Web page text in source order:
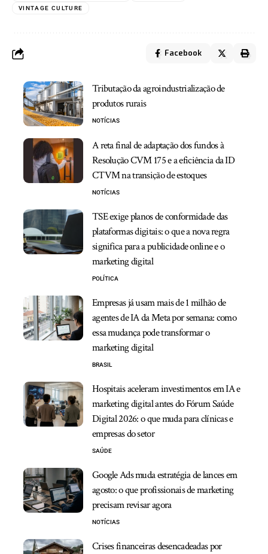
VINTAGE CULTURE
Facebook
Tributação da agroindustrialização de
produtos rurais
NOTÍCIAS
A reta final de adaptação dos fundos à
Resolução CVM 175 e a eficiência da ID
CTVM na transição de estoques
NOTÍCIAS
TSE exige planos de conformidade das
plataformas digitais: o que a nova regra
significa para a publicidade online e o
marketing digital
POLÍTICA
Empresas já usam mais de 1 milhão de
agentes de IA da Meta por semana: como
essa mudança pode transformar o
marketing digital
BRASIL
Hospitais aceleram investimentos em IA e
marketing digital antes do Fórum Saúde
Digital 2026: o que muda para clínicas e
empresas do setor
SAÚDE
Google Ads muda estratégia de lances em
agosto: o que profissionais de marketing
precisam revisar agora
NOTÍCIAS
Crises financeiras desencadeadas por